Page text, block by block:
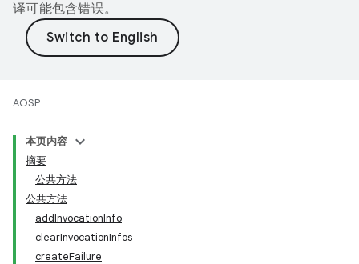
译可能包含错误。
AOSP
本页内容
摘要
公共方法
公共方法
addInvocationInfo
clearInvocationInfos
createFailure